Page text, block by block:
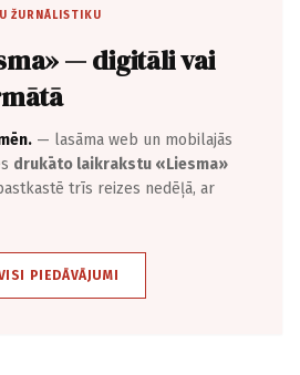
ŽURNĀLISTIKU
— digitāli vai
— lasāma web un mobilajās
drukāto laikrakstu «Liesma»
trīs reizes nedēļā, ar
PIEDĀVĀJUMI